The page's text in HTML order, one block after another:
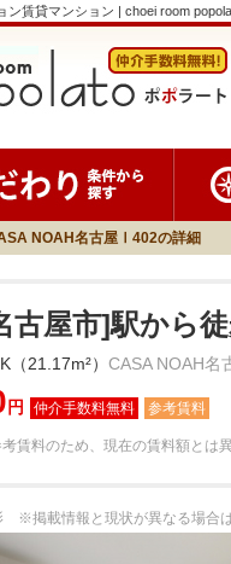
賃貸マンション | choei room
NOAH名古屋Ⅰ402の詳細
古屋市]駅から
（21.17m²） CASA NOAH
円 参考賃料
賃料のため、現在の賃料額とは
※掲載情報と現状が異なる場合は